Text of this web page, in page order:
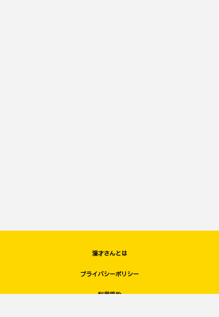
漫才さんとは
プライバシーポリシー
利用規約